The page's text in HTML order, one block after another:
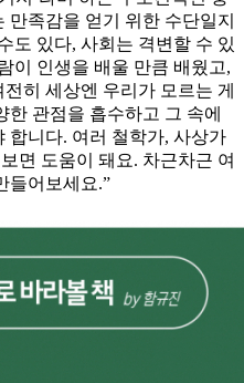
족감을 얻기 위한 수단일지
도 있다, 사회는 격변할 수 있
이 인생을 배울 만큼 배웠고,
히 세상엔 우리가 모르는 게
관점을 흡수하고 그 속에
합니다. 여러 철학가, 사상가
면 도움이 돼요. 차근차근 여
들어보세요.”